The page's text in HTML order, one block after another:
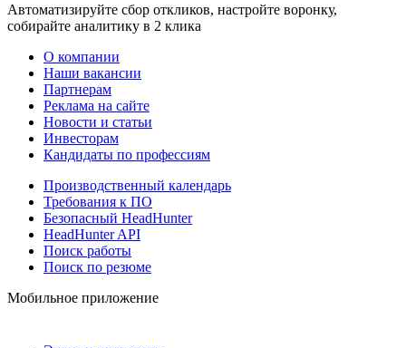
Автоматизируйте сбор откликов, настройте воронку,
собирайте аналитику в 2 клика
О компании
Наши вакансии
Партнерам
Реклама на сайте
Новости и статьи
Инвесторам
Кандидаты по профессиям
Производственный календарь
Требования к ПО
Безопасный HeadHunter
HeadHunter API
Поиск работы
Поиск по резюме
Мобильное приложение